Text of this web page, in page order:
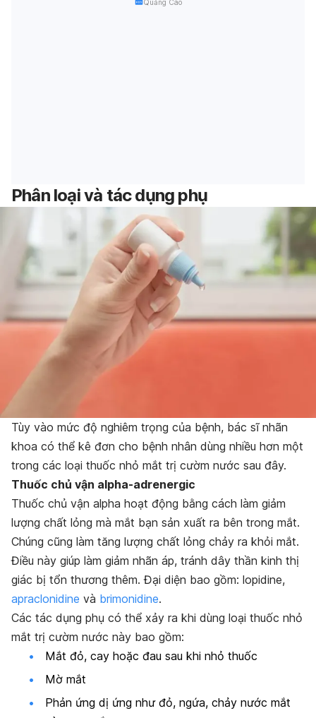
Quảng Cáo
Phân loại và tác dụng phụ
Tùy vào mức độ nghiêm trọng của bệnh, bác sĩ nhãn
khoa có thể kê đơn cho bệnh nhân dùng nhiều hơn một
trong các loại thuốc nhỏ mắt trị cườm nước sau đây.
Thuốc chủ vận alpha-adrenergic
Thuốc chủ vận alpha hoạt động bằng cách làm giảm
lượng chất lỏng mà mắt bạn sản xuất ra bên trong mắt.
Chúng cũng làm tăng lượng chất lỏng chảy ra khỏi mắt.
Điều này giúp làm giảm nhãn áp, tránh dây thần kinh thị
giác bị tổn thương thêm. Đại diện bao gồm: lopidine,
apraclonidine và brimonidine.
Các tác dụng phụ có thể xảy ra khi dùng loại thuốc nhỏ
mắt trị cườm nước này bao gồm:
Mắt đỏ, cay hoặc đau sau khi nhỏ thuốc
Mờ mắt
Phản ứng dị ứng như đỏ, ngứa, chảy nước mắt